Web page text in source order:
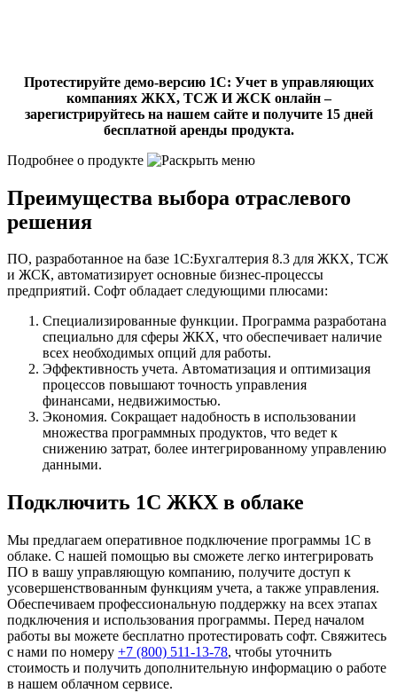
Протестируйте демо-версию 1C: Учет в управляющих
компаниях ЖКХ, ТСЖ И ЖСКонлайн –
зарегистрируйтесь на нашем сайте и получите 15 дней
бесплатной аренды продукта.
Подробнее о продукте
Преимущества выбора отраслевого
решения
ПО, разработанное на базе 1C:Бухгалтерия 8.3 для ЖКХ, ТСЖ
и ЖСК, автоматизирует основные бизнес-процессы
предприятий. Софт обладает следующими плюсами:
Специализированные функции. Программа разработана
специально для сферы ЖКХ, что обеспечивает наличие
всех необходимых опций для работы.
Эффективность учета. Автоматизация и оптимизация
процессов повышают точность управления
финансами, недвижимостью.
Экономия. Сокращает надобность в использовании
множества программных продуктов, что ведет к
снижению затрат, более интегрированному управлению
данными.
Подключить 1С ЖКХ в облаке
Мы предлагаем оперативное подключение программы 1С в
облаке. С нашей помощью вы сможете легко интегрировать
ПО в вашу управляющую компанию, получите доступ к
усовершенствованным функциям учета, а также управления.
Обеспечиваем профессиональную поддержку на всех этапах
подключения и использования программы. Перед началом
работы вы можете бесплатно протестировать софт. Свяжитесь
с нами по номеру +7 (800) 511-13-78, чтобы уточнить
стоимость и получить дополнительную информацию о работе
в нашем облачном сервисе.